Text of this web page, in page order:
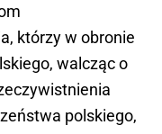
którzy w obronie
walcząc o
polskiego,